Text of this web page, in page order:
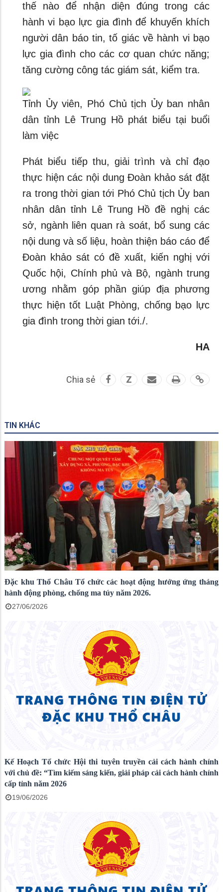
thế nào để nhận diện đúng trong các
hành vi bạo lực gia đình để khuyến khích
người dân báo tin, tố giác về hành vi bạo
lực gia đình cho các cơ quan chức năng;
tăng cường công tác giám sát, kiểm tra.
Tỉnh Ủy viên, Phó Chủ tịch Ủy ban nhân
dân tỉnh Lê Trung Hồ phát biểu tại buổi
làm việc
Phát biểu tiếp thu, giải trình và chỉ đạo
thực hiện các nội dung Đoàn khảo sát đặt
ra trong thời gian tới Phó Chủ tịch Ủy ban
nhân dân tỉnh Lê Trung Hồ đề nghị các
sở, ngành liên quan rà soát, bổ sung các
nội dung và số liệu, hoàn thiện báo cáo để
Đoàn khảo sát có đề xuất, kiến nghị với
Quốc hội, Chính phủ và Bộ, ngành trung
ương nhằm góp phần giúp địa phương
thực hiện tốt Luật Phòng, chống bạo lực
gia đình trong thời gian tới./.
HA
Chia sẻ Z
TIN KHÁC
Đặc khu Thổ Châu Tổ chức các hoạt động hưởng ứng tháng
hành động phòng, chống ma túy năm 2026.
27/06/2026
Kế Hoạch Tổ chức Hội thi tuyên truyền cải cách hành chính
với chủ đề: “Tìm kiếm sáng kiến, giải pháp cải cách hành chính
cấp tỉnh năm 2026
19/06/2026